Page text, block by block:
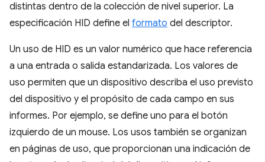
distintas dentro de la colección de nivel superior. La
especificación HID define el formato del descriptor.
Un uso de HID es un valor numérico que hace referencia
a una entrada o salida estandarizada. Los valores de
uso permiten que un dispositivo describa el uso previsto
del dispositivo y el propósito de cada campo en sus
informes. Por ejemplo, se define uno para el botón
izquierdo de un mouse. Los usos también se organizan
en páginas de uso, que proporcionan una indicación de